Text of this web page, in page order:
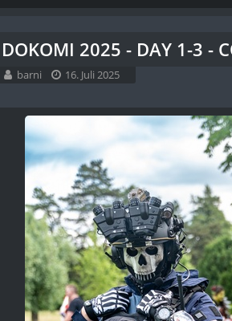
DOKOMI 2025 - DAY 1-3 -
barni 16. Juli 2025